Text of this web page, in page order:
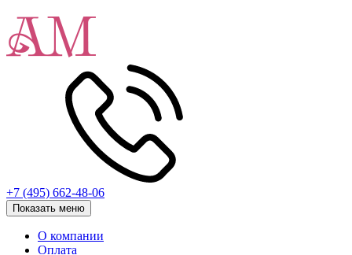
+7 (495) 662-48-06
Показать меню
О компании
Оплата